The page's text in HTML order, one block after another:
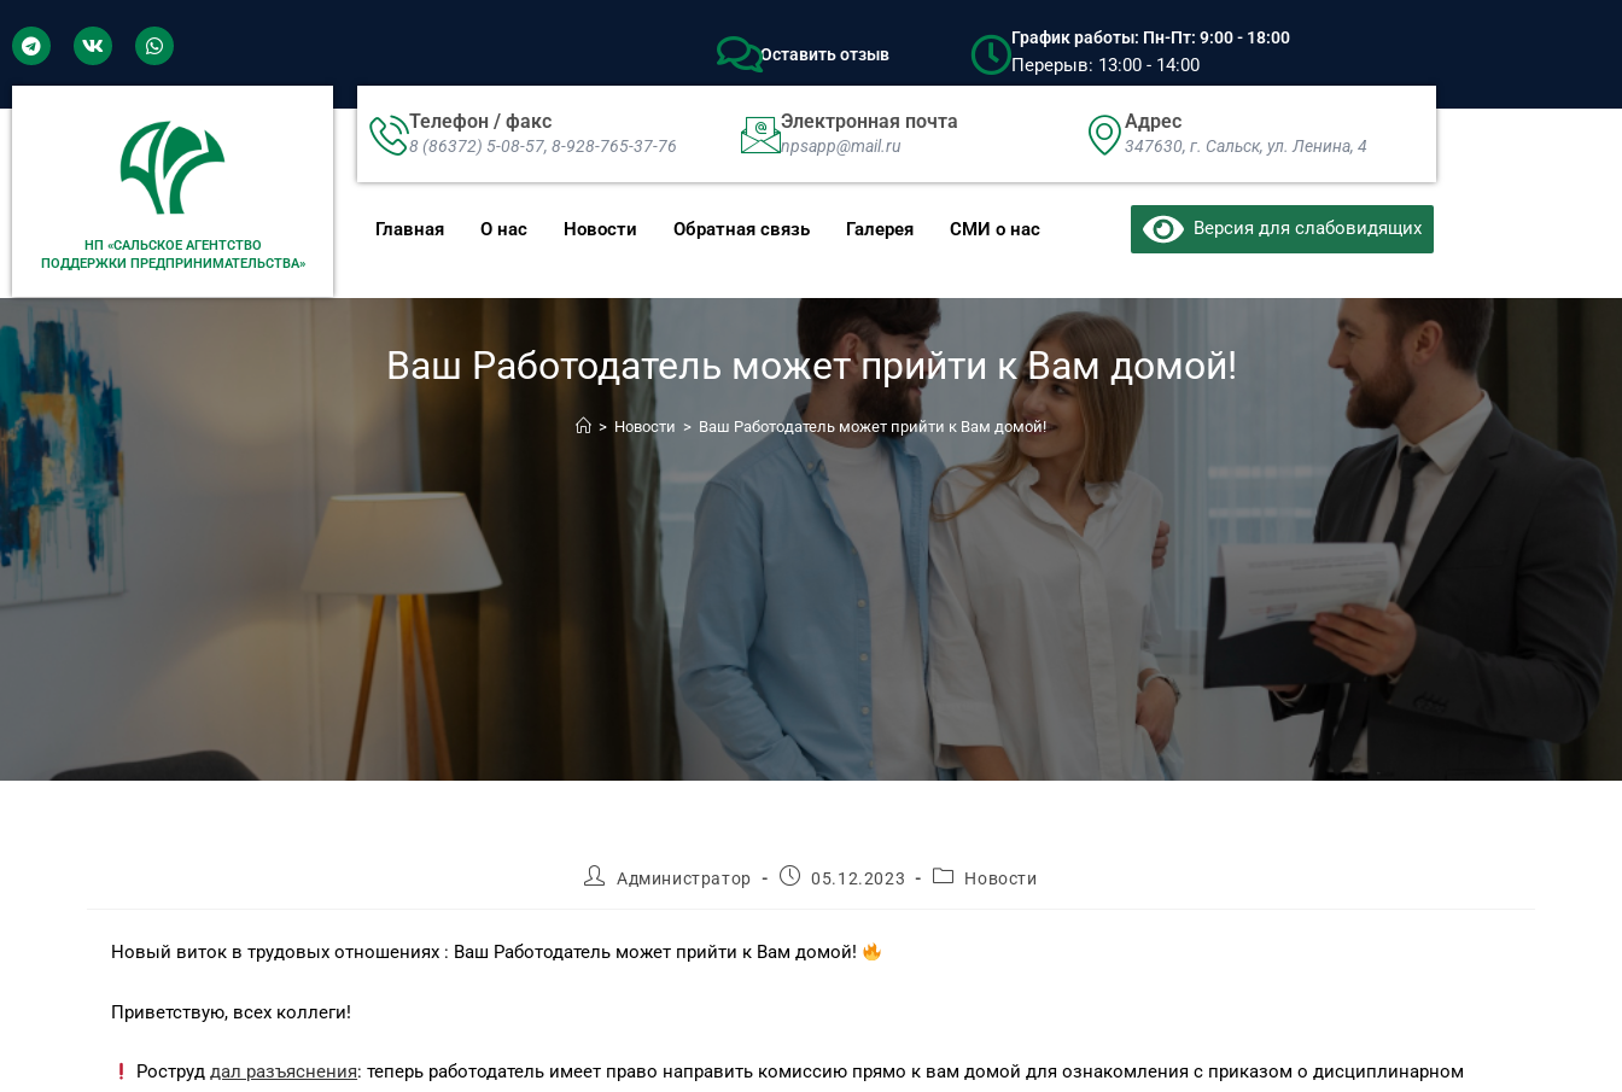
Оставить отзыв
График работы: Пн-Пт: 9:00 - 18:00
Перерыв: 13:00 - 14:00
НП «САЛЬСКОЕ АГЕНТСТВО
ПОДДЕРЖКИ ПРЕДПРИНИМАТЕЛЬСТВА»
Телефон / факс
8 (86372) 5-08-57, 8-928-765-37-76
Электронная почта
npsapp@mail.ru
Адрес
347630, г. Сальск, ул. Ленина, 4​
Главная О нас Новости Обратная связь Галерея СМИ о нас Версия для слабовидящих
Ваш Работодатель может прийти к Вам домой!
> Новости > Ваш Работодатель может прийти к Вам домой!
Администратор 05.12.2023 Новости
Новый виток в трудовых отношениях : Ваш Работодатель может прийти к Вам домой!
Приветствую, всех коллеги!
Роструддал разъяснения: теперь работодатель имеет право направить комиссию прямо к вам домой для ознакомления с приказом о дисциплинарном